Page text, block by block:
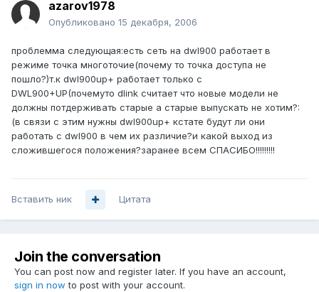
azarov1978
Опубликовано 15 декабря, 2006
проблемма следующая:есть сеть на dwl900 работает в
режиме точка многоточие(почему то точка доступа не
пошло?)т.к dwl900up+ работает только с
DWL900+UP(почемуто dlink считает что новые модели не
должны потдерживать старые а старые выпускать не хотим?:
(в связи с этим нужны dwl900up+ кстате будут ли они
работать с dwl900 в чем их различие?и какой выход из
сложившегося положения?заранее всем СПАСИБО!!!!!!!!!
Вставить ник Цитата
Join the conversation
You can post now and register later. If you have an account,
sign in now to post with your account.